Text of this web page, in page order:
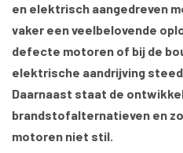
en elektrisch aangedreven
vaker een veelbelovende
defecte motoren of bij de
elektrische aandrijving
Daarnaast staat de
brandstofalternatieven en
motoren niet stil.